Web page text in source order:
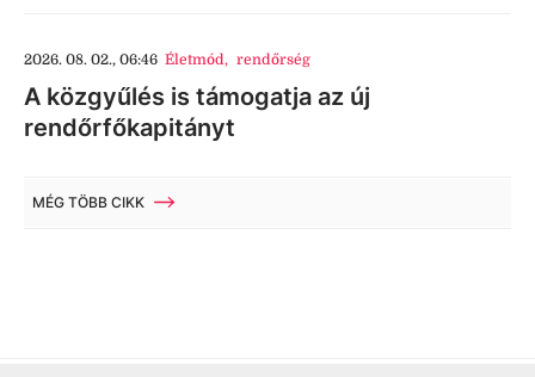
2026. 08. 02., 06:46 Életmód, rendőrség
A közgyűlés is támogatja az új
rendőrfőkapitányt
MÉG TÖBB CIKK